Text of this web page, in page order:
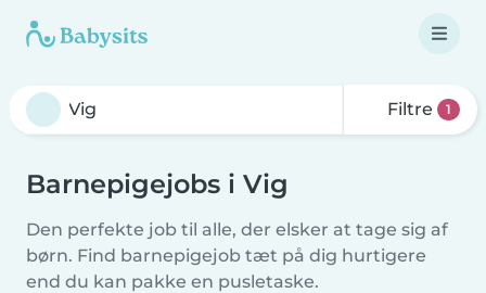
Filtre 1
Barnepigejobs i Vig
Den perfekte job til alle, der elsker at tage sig af
børn. Find barnepigejob tæt på dig hurtigere
end du kan pakke en pusletaske.